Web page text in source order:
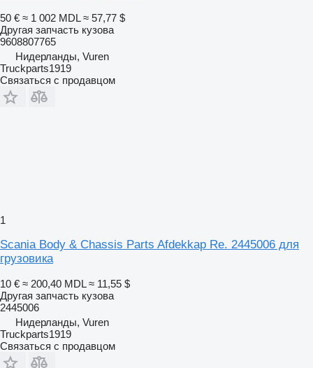
50 € ≈ 1 002 MDL ≈ 57,77 $
Другая запчасть кузова
9608807765
Нидерланды, Vuren
Truckparts1919
Связаться с продавцом
1
Scania Body & Chassis Parts Afdekkap Re. 2445006 для
грузовика
10 € ≈ 200,40 MDL ≈ 11,55 $
Другая запчасть кузова
2445006
Нидерланды, Vuren
Truckparts1919
Связаться с продавцом